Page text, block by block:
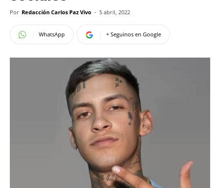
Por Redacción Carlos Paz Vivo - 5 abril, 2022
WhatsApp + Seguinos en Google